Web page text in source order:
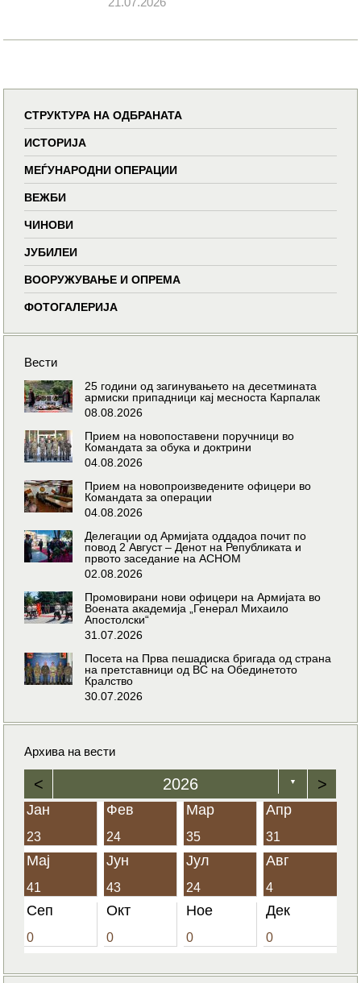
СТРУКТУРА НА ОДБРАНАТА
ИСТОРИЈА
МЕЃУНАРОДНИ ОПЕРАЦИИ
ВЕЖБИ
ЧИНОВИ
ЈУБИЛЕИ
ВООРУЖУВАЊЕ И ОПРЕМА
ФОТОГАЛЕРИЈА
Вести
25 години од загинувањето на десетмината
армиски припадници кај месноста Карпалак
08.08.2026
Прием на новопоставени поручници во
Командата за обука и доктрини
04.08.2026
Прием на новопроизведените офицери во
Командата за операции
04.08.2026
Делегации од Армијата оддадоа почит по
повод 2 Август – Денот на Републиката и
првото заседание на АСНОМ
02.08.2026
Промовирани нови офицери на Армијата во
Воената академија „Генерал Михаило
Апостолски“
31.07.2026
Посета на Прва пешадиска бригада од страна
на претставници од ВС на Обединетото
Кралство
30.07.2026
Архива на вести
< 2026 ▼ >
Јан
23
Фев
24
Мар
35
Апр
31
Мај
41
Јун
43
Јул
24
Авг
4
Сеп
0
Окт
0
Ное
0
Дек
0